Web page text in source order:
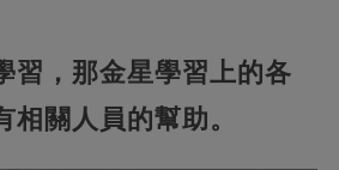
習，那金星學習上的各
相關人員的幫助。